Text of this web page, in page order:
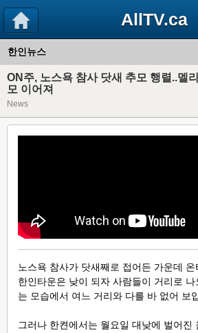
AllTV.ca
한인뉴스
ON주, 노스욕 참사 닷새 추모 행렬..멜
모 이어져
News
노스욕 참사가 닷새째로 접어든 가운데
한인타운은 낮이 되자 사람들이 거리로
는 모습에서 여느 거리와 다를 바 없어 보
그러나 한켠에서는 월요일 대낮에 벌어진